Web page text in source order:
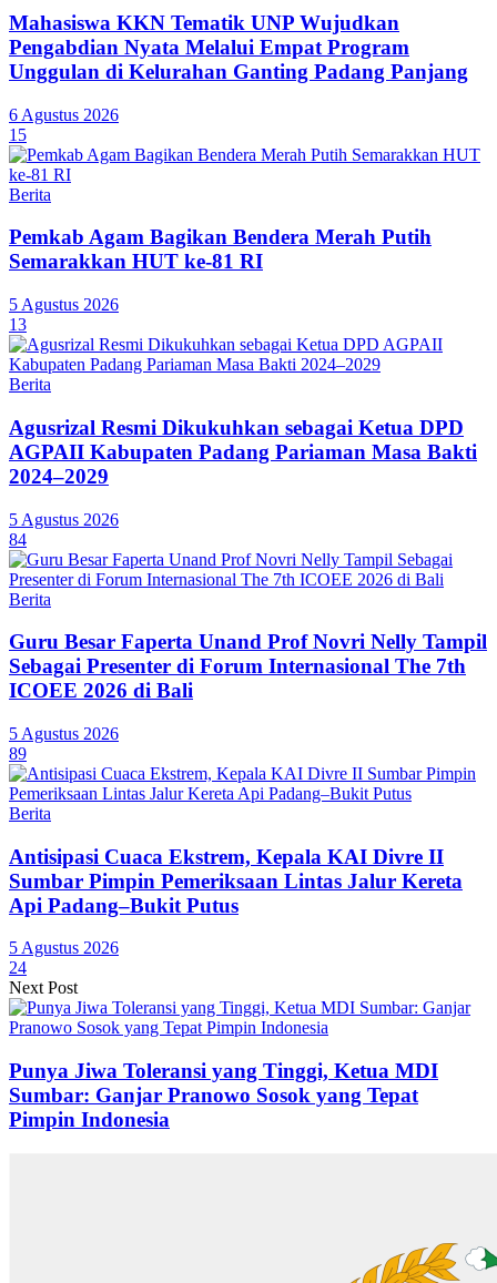
Mahasiswa KKN Tematik UNP Wujudkan
Pengabdian Nyata Melalui Empat Program
Unggulan di Kelurahan Ganting Padang Panjang
6 Agustus 2026
15
Berita
Pemkab Agam Bagikan Bendera Merah Putih
Semarakkan HUT ke-81 RI
5 Agustus 2026
13
Berita
Agusrizal Resmi Dikukuhkan sebagai Ketua DPD
AGPAII Kabupaten Padang Pariaman Masa Bakti
2024–2029
5 Agustus 2026
84
Berita
Guru Besar Faperta Unand Prof Novri Nelly Tampil
Sebagai Presenter di Forum Internasional The 7th
ICOEE 2026 di Bali
5 Agustus 2026
89
Berita
Antisipasi Cuaca Ekstrem, Kepala KAI Divre II
Sumbar Pimpin Pemeriksaan Lintas Jalur Kereta
Api Padang–Bukit Putus
5 Agustus 2026
24
Next Post
Punya Jiwa Toleransi yang Tinggi, Ketua MDI
Sumbar: Ganjar Pranowo Sosok yang Tepat
Pimpin Indonesia